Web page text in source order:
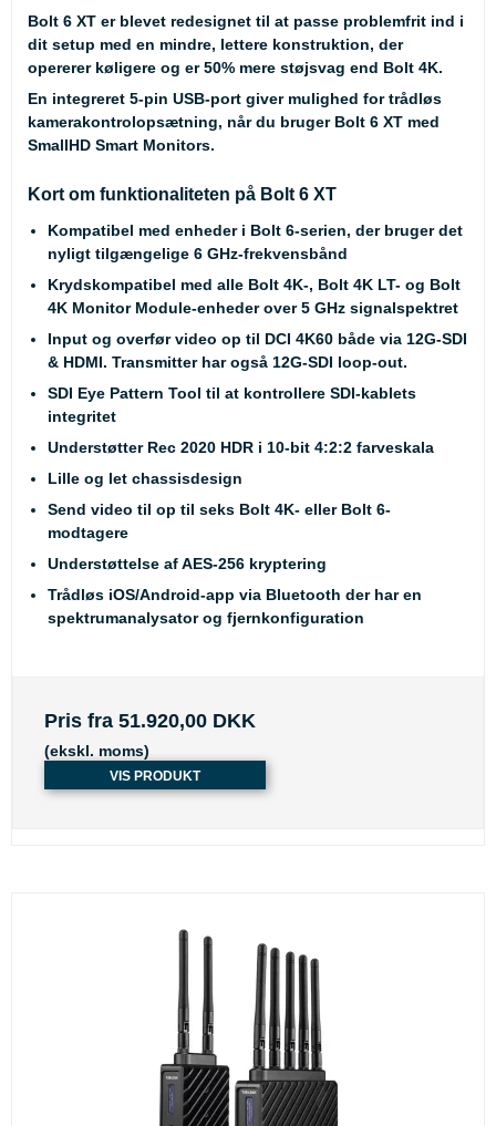
Bolt 6 XT er blevet redesignet til at passe problemfrit ind i
dit setup med en mindre, lettere konstruktion, der
opererer køligere og er 50% mere støjsvag end Bolt 4K.
En integreret 5-pin USB-port giver mulighed for trådløs
kamerakontrolopsætning, når du bruger Bolt 6 XT med
SmallHD Smart Monitors.
Kort om funktionaliteten på Bolt 6 XT
Kompatibel med enheder i Bolt 6-serien, der bruger det
nyligt tilgængelige 6 GHz-frekvensbånd
Krydskompatibel med alle Bolt 4K-, Bolt 4K LT- og Bolt
4K Monitor Module-enheder over 5 GHz signalspektret
Input og overfør video op til DCI 4K60 både via 12G-SDI
& HDMI. Transmitter har også 12G-SDI loop-out.
SDI Eye Pattern Tool til at kontrollere SDI-kablets
integritet
Understøtter Rec 2020 HDR i 10-bit 4:2:2 farveskala
Lille og let chassisdesign
Send video til op til seks Bolt 4K- eller Bolt 6-
modtagere
Understøttelse af AES-256 kryptering
Trådløs iOS/Android-app via Bluetooth der har en
spektrumanalysator og fjernkonfiguration
Pris fra 51.920,00 DKK
(ekskl. moms)
VIS PRODUKT